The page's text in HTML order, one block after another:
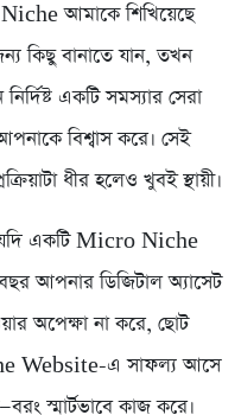
আমাকে শিখিয়েছে
কিছু বানাতে যান, তখন
একটি সমস্যার সেরা
বিশ্বাস করে। সেই
ধীর হলেও খুবই স্থায়ী।
যদি একটি Micro Niche
আপনার ডিজিটাল অ্যাসেট
অপেক্ষা না করে, ছোট
Website-এ সাফল্য আসে
স্মার্টভাবে কাজ করে।